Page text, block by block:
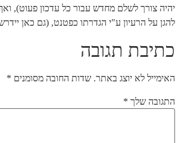
יהיה צורך לשלם מחדש עבור כל עדכון פעוט),
להגן על הרעיון ע"י הגדרתו כפטנט, (גם כאן
כתיבת תגובה
האימייל לא יוצג באתר. שדות החובה מסומנים *
התגובה שלך *